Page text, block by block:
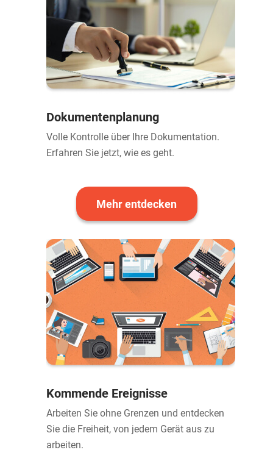
Dokumentenplanung
Volle Kontrolle über Ihre Dokumentation.
Erfahren Sie jetzt, wie es geht.
Mehr entdecken
Kommende Ereignisse
Arbeiten Sie ohne Grenzen und entdecken
Sie die Freiheit, von jedem Gerät aus zu
arbeiten.